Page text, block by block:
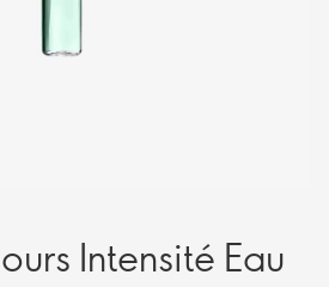
Intensité Eau